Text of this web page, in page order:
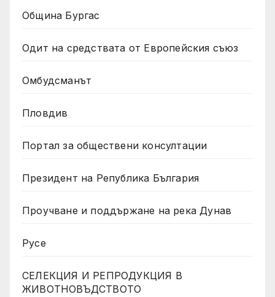
Община Бургас
Одит на средствата от Европейския съюз
Омбудсманът
Пловдив
Портал за обществени консултации
Президент на Република България
Проучване и поддържане на река Дунав
Русе
СЕЛЕКЦИЯ И РЕПРОДУКЦИЯ В
ЖИВОТНОВЪДСТВОТО